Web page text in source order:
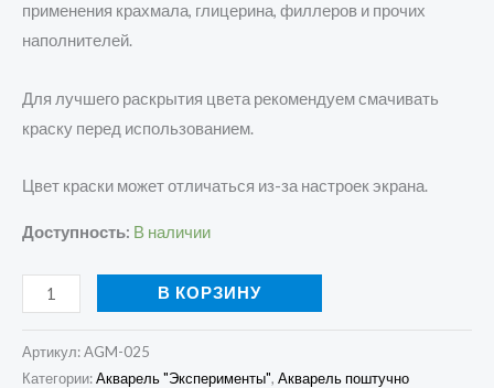
применения крахмала, глицерина, филлеров и прочих
наполнителей.
Для лучшего раскрытия цвета рекомендуем смачивать
краску перед использованием.
Цвет краски может отличаться из-за настроек экрана.
Доступность: В наличии
В КОРЗИНУ
Артикул:AGM-025
Категории:Акварель "Эксперименты", Акварель поштучно